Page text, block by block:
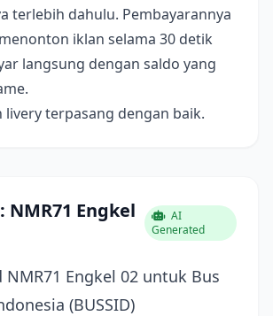
terlebih dahulu. Pembayarannya
iklan selama 30 detik
langsung dengan saldo yang
livery terpasang dengan baik.
NMR71 Engkel
AI
Generated
NMR71 Engkel 02 untuk Bus
(BUSSID)